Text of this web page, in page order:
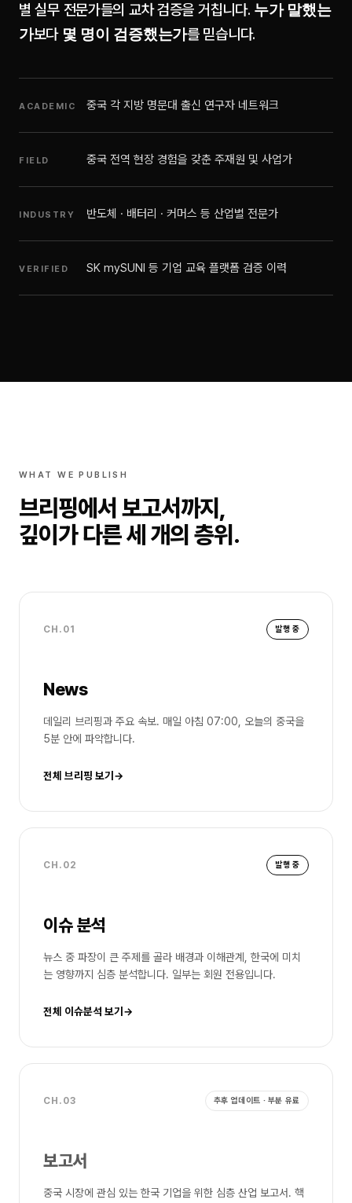
별 실무 전문가들의 교차 검증을 거칩니다. 누가 말했는
가보다 몇 명이 검증했는가를 믿습니다.
ACADEMIC 중국 각 지방 명문대 출신 연구자 네트워크
FIELD 중국 전역 현장 경험을 갖춘 주재원 및 사업가
INDUSTRY 반도체 · 배터리 · 커머스 등 산업별 전문가
VERIFIED SK mySUNI 등 기업 교육 플랫폼 검증 이력
WHAT WE PUBLISH
브리핑에서 보고서까지,
깊이가 다른 세 개의 층위.
CH.01 발행 중
News
데일리 브리핑과 주요 속보. 매일 아침 07:00, 오늘의 중국을
5분 안에 파악합니다.
전체 브리핑 보기 →
CH.02 발행 중
이슈 분석
뉴스 중 파장이 큰 주제를 골라 배경과 이해관계, 한국에 미치
는 영향까지 심층 분석합니다. 일부는 회원 전용입니다.
전체 이슈분석 보기 →
CH.03 추후 업데이트 · 부분 유료
보고서
중국 시장에 관심 있는 한국 기업을 위한 심층 산업 보고서. 핵